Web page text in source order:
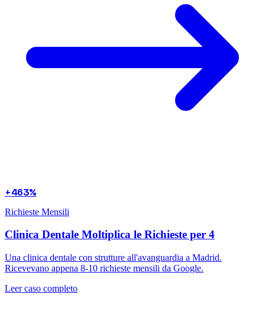
+463%
Richieste Mensili
Clinica Dentale Moltiplica le Richieste per 4
Una clinica dentale con strutture all'avanguardia a Madrid.
Ricevevano appena 8-10 richieste mensili da Google.
Leer caso completo